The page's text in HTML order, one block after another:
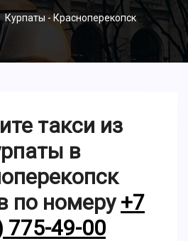
Курпаты - Красноперекопск
такси из
в
по номеру +7
775-49-00